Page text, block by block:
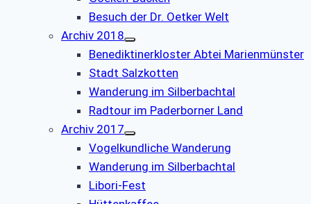
Besuch der Dr. Oetker Welt
Archiv 2018
Benediktinerkloster Abtei Marienmünster
Stadt Salzkotten
Wanderung im Silberbachtal
Radtour im Paderborner Land
Archiv 2017
Vogelkundliche Wanderung
Wanderung im Silberbachtal
Libori-Fest